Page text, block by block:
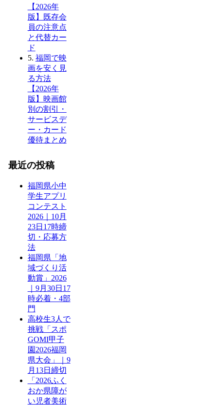
【2026年
版】既存会
員の注意点
と代替カー
ド
5. 福岡で映
画を安く見
る方法
【2026年
版】映画館
別の割引・
サービスデ
ー・カード
優待まとめ
最近の投稿
福岡県小中
学生アプリ
コンテスト
2026｜10月
23日17時締
切・応募方
法
福岡県「地
域づくり活
動賞」2026
｜9月30日17
時必着・4部
門
高校生3人で
挑戦「スポ
GOMI甲子
園2026福岡
県大会」｜9
月13日締切
「2026ふく
おか県障が
い児者美術